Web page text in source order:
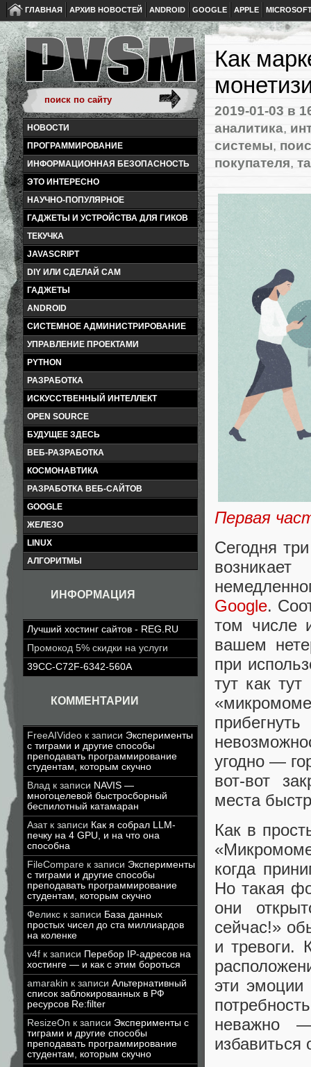
ГЛАВНАЯ АРХИВ НОВОСТЕЙ ANDROID GOOGLE APPLE
НОВОСТИ
ПРОГРАММИРОВАНИЕ
ИНФОРМАЦИОННАЯ БЕЗОПАСНОСТЬ
ЭТО ИНТЕРЕСНО
НАУЧНО-ПОПУЛЯРНОЕ
ГАДЖЕТЫ И УСТРОЙСТВА ДЛЯ ГИКОВ
ТЕКУЧКА
JAVASCRIPT
DIY ИЛИ СДЕЛАЙ САМ
ГАДЖЕТЫ
ANDROID
СИСТЕМНОЕ АДМИНИСТРИРОВАНИЕ
УПРАВЛЕНИЕ ПРОЕКТАМИ
PYTHON
РАЗРАБОТКА
ИСКУССТВЕННЫЙ ИНТЕЛЛЕКТ
OPEN SOURCE
БУДУЩЕЕ ЗДЕСЬ
ВЕБ-РАЗРАБОТКА
КОСМОНАВТИКА
РАЗРАБОТКА ВЕБ-САЙТОВ
GOOGLE
ЖЕЛЕЗО
LINUX
АЛГОРИТМЫ
ИНФОРМАЦИЯ
Лучший хостинг сайтов - REG.RU
Промокод 5% скидки на услуги
39CC-C72F-6342-560A
КОММЕНТАРИИ
FreeAIVideo к записи Эксперименты
с тиграми и другие способы
преподавать программирование
студентам, которым скучно
Влад к записи NAVIS —
многоцелевой быстросборный
беспилотный катамаран
Азатк записи Как я собрал LLM-
печку на 4 GPU, и на что она
способна
FileCompare к записи Эксперименты
с тиграми и другие способы
преподавать программирование
студентам, которым скучно
Феликс к записи База данных
простых чисел до ста миллиардов
на коленке
v4f к записи Перебор IP-адресов на
хостинге — и как с этим бороться
amarakin к записи Альтернативный
список заблокированных в РФ
ресурсов Re:filter
ResizeOn к записи Эксперименты с
тиграми и другие способы
преподавать программирование
студентам, которым скучно
Как
2019-01-03 в
аналитика,
системы,
покупателя,
Первая
Сегодня
Google.
том числе
вашем
при
тут как
угодно —
вот-вот
места
Как в
когда
Но такая
они
сейчас!»
и тревоги.
эти
неважно
избавиться